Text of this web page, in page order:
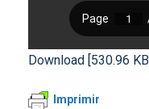
Download [530.96 KB]
Imprimir